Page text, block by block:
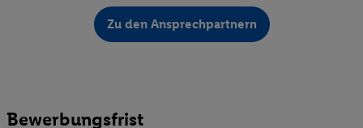
Zu den Ansprechpartnern
Bewerbungsfrist